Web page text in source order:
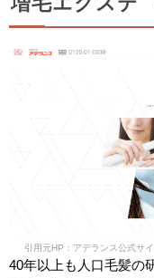
引用元HP：アデランス公式サ
40年以上も人口毛髪の